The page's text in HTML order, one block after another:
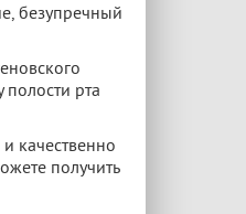
безупречный
рта
качественно
получить